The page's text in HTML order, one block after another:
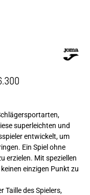
superleichten und
entwickelt, um
Ein Spiel ohne
erzielen. Mit speziellen
einzigen Punkt zu
Taille des Spielers,